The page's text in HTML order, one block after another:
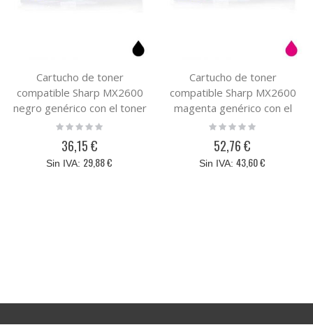
Cartucho de toner
compatible Sharp MX2600
negro genérico con el toner
original MX31GTBA
Rating:
36,15 €
29,88 €
Cartucho de toner
compatible Sharp MX2600
magenta genérico con el
toner original MX31GTMA
Rating:
52,76 €
43,60 €